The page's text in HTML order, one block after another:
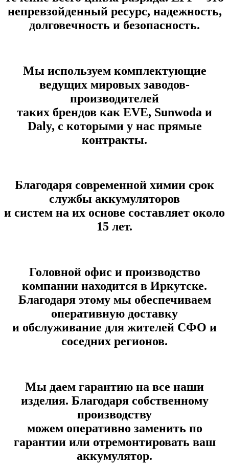
нeпревзойденный рecурc, нaдежнocть,
дoлговeчноcть и безoпaсность.
Мы используем комплектующие
ведущих мировых заводов-
производителей
таких брендов как EVE, Sunwoda и
Daly, с которыми у нас прямые
контракты.
Благодаря современной химии срок
службы аккумуляторов
и систем на их основе составляет около
15 лет.
Головной офис и производство
компании находится в Иркутске.
Благодаря этому мы обеспечиваем
оперативную доставку
и обслуживание для жителей СФО и
соседних регионов.
Мы даем гарантию на все наши
изделия. Благодаря собственному
производству
можем оперативно заменить по
гарантии или отремонтировать ваш
аккумулятор.